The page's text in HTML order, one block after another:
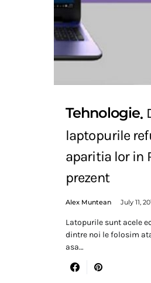
Tehnologie
laptopurile
aparitia lor in
prezent
Alex Muntean July 11,
Latopurile sunt acele
dintre noi le folosim
asa…